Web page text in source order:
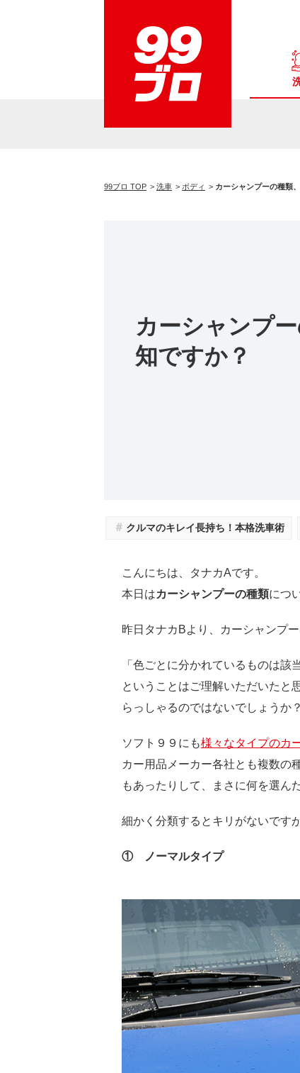
99ブロ TOP 洗車 ボディ カーシャンプーの種類
カーシャンプ
知ですか？
＃ クルマのキレイ長持ち！本格洗車術
こんにちは、タナカAです。
本日はカーシャンプーの種類につ
昨日タナカBより、カーシャンプ
「色ごとに分かれているものは該
ということはご理解いただいたと
らっしゃるのではないでしょうか？
ソフト９９にも様々なタイプのカ
カー用品メーカー各社とも複数の
もあったりして、まさに何を選ん
細かく分類するとキリがないです
① ノーマルタイプ